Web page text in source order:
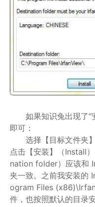
如果知识兔出现了“
即可：
选择【目标文件夹
点击【安装】（Install
nation folder）应该和
夹一致。之前我安装的
ogram Files
件，也按照默认的目录